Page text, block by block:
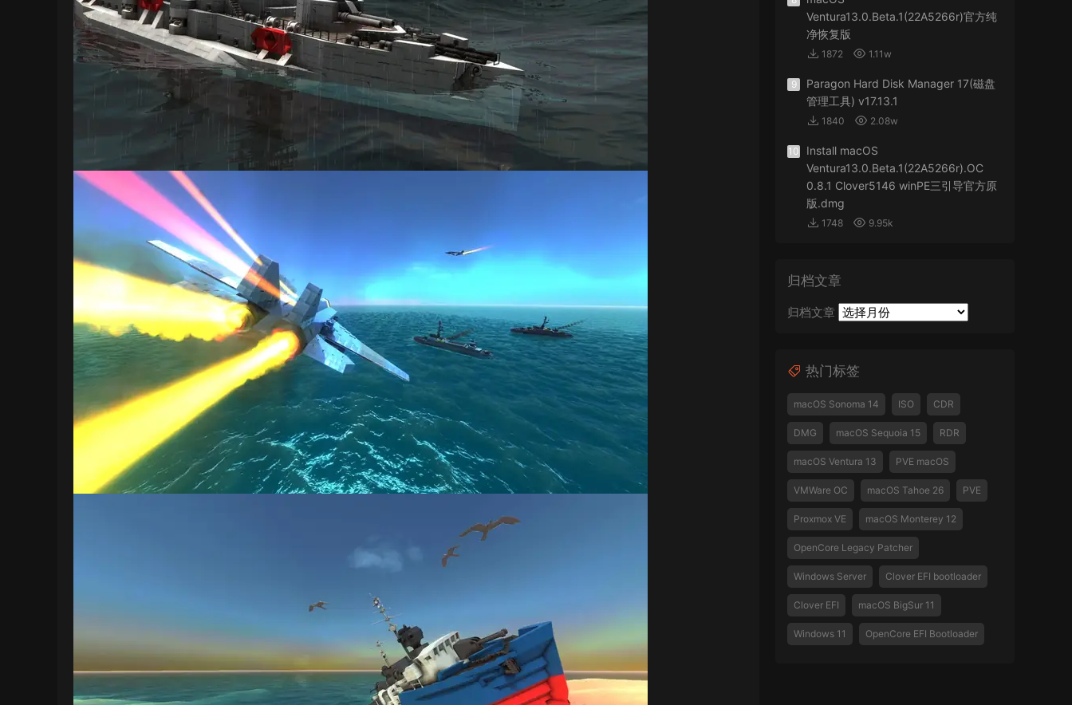
Ventura13.0.Beta.1(22A5266r)官方纯
净恢复版
1872 1.11w
9
Paragon Hard Disk Manager 17(磁盘
管理工具) v17.13.1
1840 2.08w
10
Install macOS
Ventura13.0.Beta.1(22A5266r).OC
0.8.1 Clover5146 winPE三引导官方原
版.dmg
1748 9.95k
归档文章
归档文章
热门标签
macOS Sonoma 14 ISO CDR
DMG macOS Sequoia 15 RDR
macOS Ventura 13 PVE macOS
VMWare OC macOS Tahoe 26 PVE
Proxmox VE macOS Monterey 12
OpenCore Legacy Patcher
Windows Server Clover EFI bootloader
Clover EFI macOS BigSur 11
Windows 11 OpenCore EFI Bootloader